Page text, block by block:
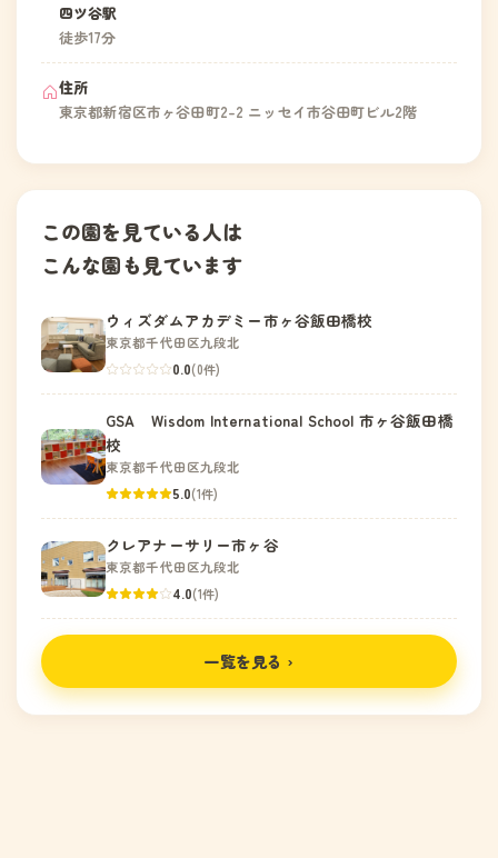
四ツ谷駅
徒歩17分
住所
東京都新宿区市ヶ谷田町2-2 ニッセイ市谷田町ビル2階
この園を見ている人は
こんな園も見ています
ウィズダムアカデミー市ヶ谷飯田橋校
東京都千代田区九段北
0.0(0件)
GSA Wisdom International School 市ヶ谷飯田橋
校
東京都千代田区九段北
5.0(1件)
クレアナーサリー市ヶ谷
東京都千代田区九段北
4.0(1件)
一覧を見る ›